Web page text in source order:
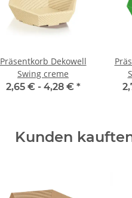
Präsentkorb Dekowell
Swing creme
2,65 € - 4,28 € *
Kunden